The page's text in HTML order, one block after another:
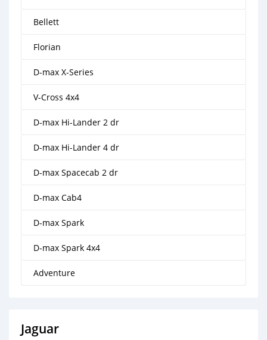
Bellett
Florian
D-max X-Series
V-Cross 4x4
D-max Hi-Lander 2 dr
D-max Hi-Lander 4 dr
D-max Spacecab 2 dr
D-max Cab4
D-max Spark
D-max Spark 4x4
Adventure
Jaguar